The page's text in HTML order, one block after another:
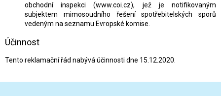
obchodní inspekci (www.coi.cz), jež je notifikovaným
subjektem mimosoudního řešení spotřebitelských sporů
vedeným na seznamu Evropské komise.
Účinnost
Tento reklamační řád nabývá účinnosti dne 15.12.2020.